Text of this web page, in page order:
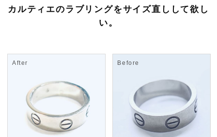
カルティエのラブリングをサイズ直しして欲し
い。